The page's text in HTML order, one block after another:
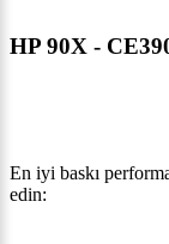
HP 90X -
En iyi baskı
edin: